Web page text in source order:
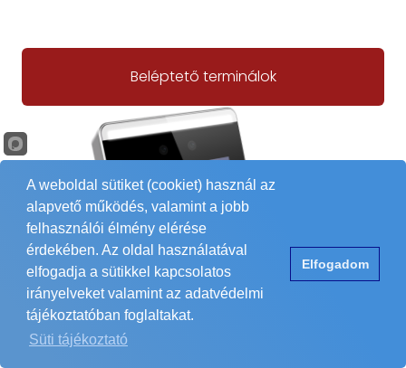
Beléptető terminálok
A weboldal sütiket (cookiet) használ az
alapvető működés, valamint a jobb
felhasználói élmény elérése
érdekében. Az oldal használatával
elfogadja a sütikkel kapcsolatos
irányelveket valamint az adatvédelmi
tájékoztatóban foglaltakat.
Süti tájékoztató
Elfogadom